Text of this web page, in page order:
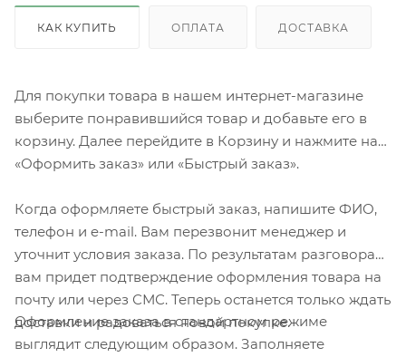
КАК КУПИТЬ ОПЛАТА ДОСТАВКА
Для покупки товара в нашем интернет-магазине
выберите понравившийся товар и добавьте его в
корзину. Далее перейдите в Корзину и нажмите на
«Оформить заказ» или «Быстрый заказ».
Когда оформляете быстрый заказ, напишите ФИО,
телефон и e-mail. Вам перезвонит менеджер и
уточнит условия заказа. По результатам разговора
вам придет подтверждение оформления товара на
почту или через СМС. Теперь останется только ждать
доставки и радоваться новой покупке.
Оформление заказа в стандартном режиме
выглядит следующим образом. Заполняете